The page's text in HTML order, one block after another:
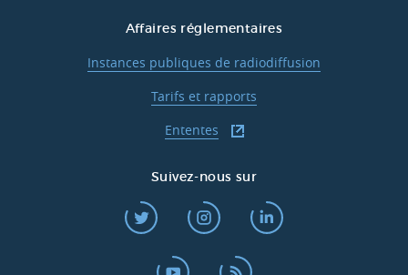
Affaires réglementaires
Instances publiques de radiodiffusion
Tarifs et rapports
Ententes
Suivez-nous sur